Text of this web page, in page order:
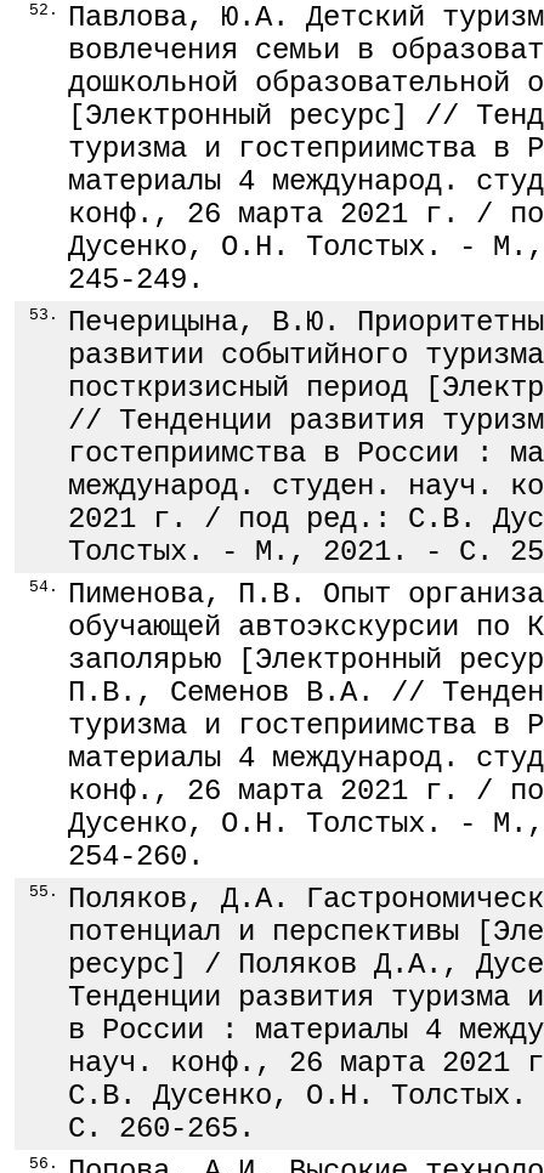
52.
Павлова, Ю.А. Детский
вовлечения семьи в
дошкольной образовательной
[Электронный ресурс] //
туризма и гостеприимства в
материалы 4 международ.
конф., 26 марта 2021 г. /
Дусенко, О.Н. Толстых. -
245-249.
53.
Печерицына, В.Ю.
развитии событийного
посткризисный период
// Тенденции развития
гостеприимства в России :
международ. студен. науч.
2021 г. / под ред.: С.В.
Толстых. - М., 2021. - С.
54.
Пименова, П.В. Опыт
обучающей автоэкскурсии по
заполярью [Электронный
П.В., Семенов В.А. //
туризма и гостеприимства в
материалы 4 международ.
конф., 26 марта 2021 г. /
Дусенко, О.Н. Толстых. -
254-260.
55.
Поляков, Д.А.
потенциал и перспективы
ресурс] / Поляков Д.А.,
Тенденции развития туризма
в России : материалы 4
науч. конф., 26 марта
С.В. Дусенко, О.Н.
С. 260-265.
56.